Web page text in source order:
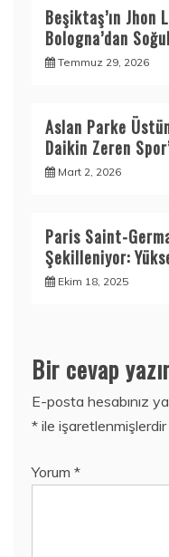
Beşiktaş’ın Jhon
Bologna’dan
Temmuz 29, 2026
Aslan Parke
Daikin Zeren
Mart 2, 2026
Paris Saint-
Şekilleniyor:
Ekim 18, 2025
Bir cevap
E-posta hesabınız
* ile işaretlenmişlerdir
Yorum *